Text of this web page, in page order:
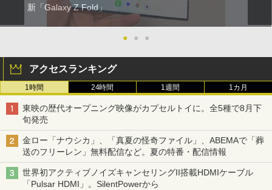
新「Galaxy Z Fold」
● ● ●
アクセスランキング
1時間 24時間 1週間 1カ月
東映の歴代オープニング映像がカプセルトイに。全5種で8月下
旬発売
金ロー「ナウシカ」、「真夏の怪奇ファイル」、ABEMAで「葬
送のフリーレン」無料配信など。夏の特番・配信情報
世界初アクティブノイズキャンセリングII搭載HDMIケーブル
「Pulsar HDMI」。SilentPowerから